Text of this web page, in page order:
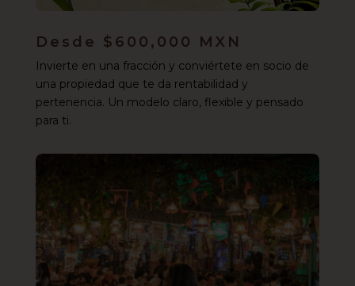
Desde $600,000 MXN
Invierte en una fracción y conviértete en socio de
una propiedad que te da rentabilidad y
pertenencia. Un modelo claro, flexible y pensado
para ti.